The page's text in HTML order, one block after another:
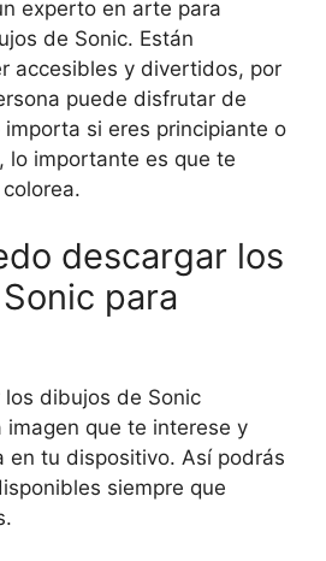
experto en arte para
de Sonic. Están
accesibles y divertidos, por
puede disfrutar de
si eres principiante o
lo importante es que te
descargar los
para
dibujos de Sonic
imagen que te interese y
en tu dispositivo. Así podrás
siempre que